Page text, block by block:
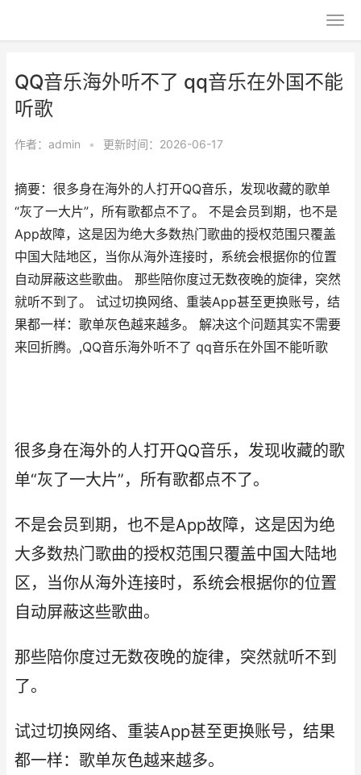
QQ音乐海外听不了 qq音乐在外国不能
听歌
作者： admin • 更新时间：2026-06-17
摘要：很多身在海外的人打开QQ音乐，发现收藏的歌单
“灰了一大片”，所有歌都点不了。 不是会员到期，也不是
App故障，这是因为绝大多数热门歌曲的授权范围只覆盖
中国大陆地区，当你从海外连接时，系统会根据你的位置
自动屏蔽这些歌曲。 那些陪你度过无数夜晚的旋律，突然
就听不到了。 试过切换网络、重装App甚至更换账号，结
果都一样：歌单灰色越来越多。 解决这个问题其实不需要
来回折腾。,QQ音乐海外听不了 qq音乐在外国不能听歌
很多身在海外的人打开QQ音乐，发现收藏的歌
单“灰了一大片”，所有歌都点不了。
不是会员到期，也不是App故障，这是因为绝
大多数热门歌曲的授权范围只覆盖中国大陆地
区，当你从海外连接时，系统会根据你的位置
自动屏蔽这些歌曲。
那些陪你度过无数夜晚的旋律，突然就听不到
了。
试过切换网络、重装App甚至更换账号，结果
都一样：歌单灰色越来越多。